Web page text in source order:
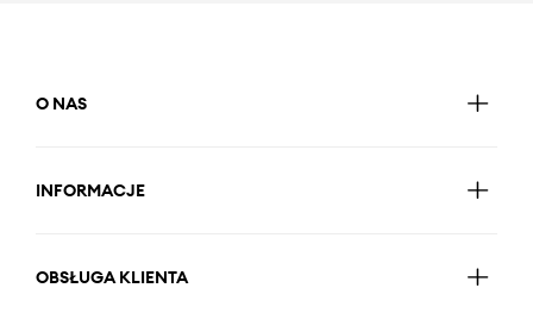
O NAS
INFORMACJE
OBSŁUGA KLIENTA